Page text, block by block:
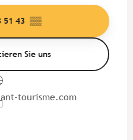
51 43 ▒▒
Sie uns
tourisme.com